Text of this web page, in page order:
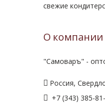
свежие
О компании
"Самоваръ" -
Россия,
+7 (343) 385-